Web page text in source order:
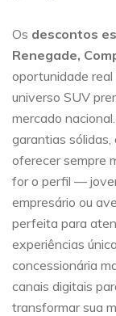
Os descontos
Renegade,
oportunidade
universo SUV
mercado
garantias sólidas,
oferecer sempre
for o perfil —
empresário ou
perfeita para
experiências
concessionária
canais digitais
transformar sua